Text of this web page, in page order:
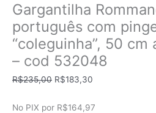
Gargantilha
português com
“coleguinha”, 50
– cod 532048
R$235,00 O
original
R$183,30
atual
No PIX por R$164,97